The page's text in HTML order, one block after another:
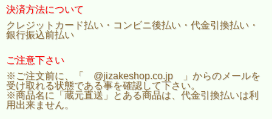
決済方法について
クレジットカード払い・コンビニ後払い・代金引換払い・
銀行振込前払い
ご注意下さい
※ご注文前に、「 @jizakeshop.co.jp 」からのメールを
受け取れる状態である事を確認して下さい。
※商品名に「蔵元直送」とある商品は、代金引換払いは利
用出来ません。